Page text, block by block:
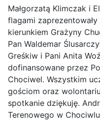
Małgorzatą Klimczak i
flagami
kierunkiem Grażyny
Pan Waldemar
Greśkiw i Pani Anita
dofinansowane przez
Chociwel. Wszystkim
gościom oraz
spotkanie dziękuję.
Terenowego w Chociwlu